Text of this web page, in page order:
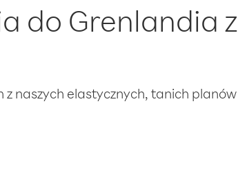
do Grenlandia z
z naszych elastycznych, tanich planów